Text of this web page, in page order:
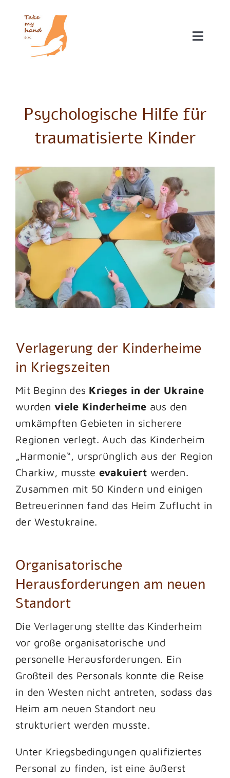
Inhalt
springen
Toggle
Helfen
Blog
Psychologische Hilfe für
traumatisierte Kinder
Verlagerung der Kinderheime
in Kriegszeiten
Mit Beginn des Krieges in der Ukraine
wurdenviele Kinderheime aus den
umkämpften Gebieten in sicherere
Regionen verlegt. Auch das Kinderheim
„Harmonie“, ursprünglich aus der Region
Charkiw, musste evakuiert werden.
Zusammen mit 50 Kindern und einigen
Betreuerinnen fand das Heim Zuflucht in
der Westukraine.
Organisatorische
Herausforderungen am neuen
Standort
Die Verlagerung stellte das Kinderheim
vor große organisatorische und
personelle Herausforderungen. Ein
Großteil des Personals konnte die Reise
in den Westen nicht antreten, sodass das
Heim am neuen Standort neu
strukturiert werden musste.
Unter Kriegsbedingungen qualifiziertes
Personal zu finden, ist eine äußerst